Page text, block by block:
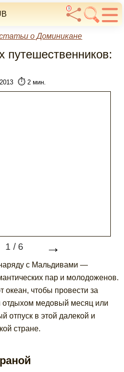
1
о Доминикане
⏱️ 2 мин.
1 / 6 →
с Мальдивами —
пар и молодоженов.
океан, чтобы провести за
медовый месяц или
отпуск в этой далекой и
стране.